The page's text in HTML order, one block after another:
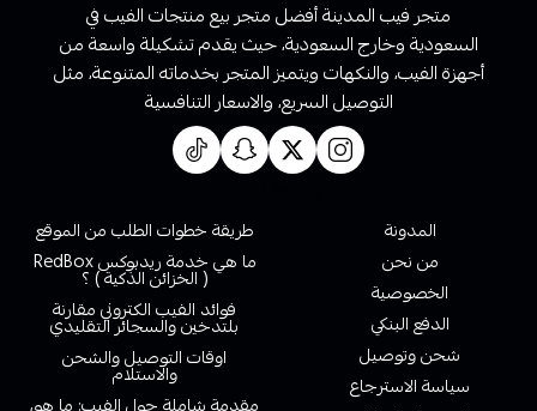
متجر فيب المدينة أفضل متجر بيع منتجات الفيب في
السعودية وخارج السعودية، حيث يقدم تشكيلة واسعة من
أجهزة الفيب، والنكهات ويتميز المتجر بخدماته المتنوعة، مثل
التوصيل السريع، والاسعار التنافسية
المدونة
من نحن
الخصوصية
الدفع البنكي
شحن وتوصيل
سياسة الاسترجاع
طريقة خطوات الطلب من الموقع
ما هي خدمة ريدبوكس RedBox
( الخزائن الذكية ) ؟
فوائد الفيب الكتروني مقارنة
بلتدخين والسجائر التقليدي
اوقات التوصيل والشحن
والاستلام